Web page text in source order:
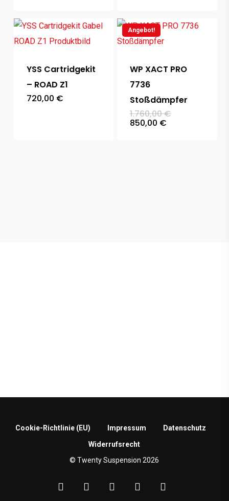
99,00 €.
YSS Cartridgekit
– ROAD Z1
720,00 €
Angebot!
WP XACT PRO
7736
Stoßdämpfer
1.760,00€
850,00 €Aktueller
Cookie-Richtlinie (EU) Impressum
Datenschutz
Widerrufsrecht
© Twenty Suspension 2026
facebookgoogle-
instagramphone email